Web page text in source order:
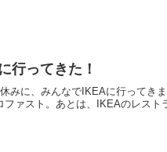
行ってきた！
みに、みんなでIKEAに行ってき
ファスト。あとは、IKEAのレスト